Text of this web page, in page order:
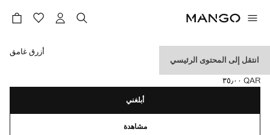
انتقل إلى المحتوى الرئيسي
بلوزة مطبوعة بها أزهار
السعر الحالي [QAR ٣٥٫٠٠ ]
QAR ٣٥٫٠٠
حدد اللون
أزرق غامق
أبلغني
مشاهدة